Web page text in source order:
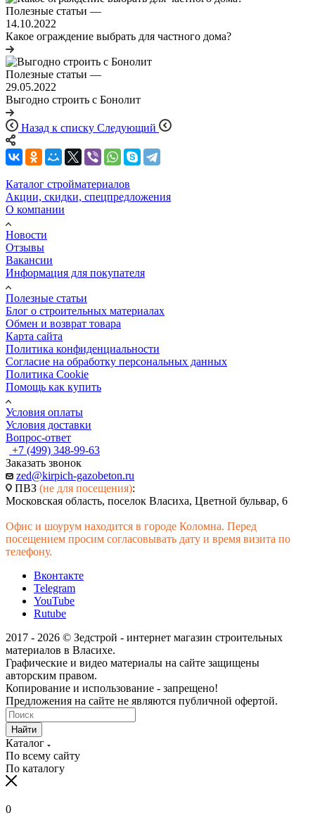
Полезные статьи —
14.10.2022
Какое ограждение выбрать для частного дома?
Полезные статьи —
29.05.2022
Выгодно строить с Бонолит
Назад к списку Следующий
Каталог стройматериалов
Акции, скидки, спецпредложения
О компании
Новости
Отзывы
Вакансии
Информация для покупателя
Полезные статьи
Блог о строительных материалах
Обмен и возврат товара
Карта сайта
Политика конфиденциальности
Согласие на обработку персональных данных
Политика Cookie
Помощь как купить
Условия оплаты
Условия доставки
Вопрос-ответ
+7 (499) 348-99-63
Заказать звонок
zed@kirpich-gazobeton.ru
ПВЗ (не для посещения):
Московская область, поселок Власиха, Цветной бульвар, 6
Офис и шоурум находится в городе Коломна. Перед
посещением просим согласовывать дату и время визита по
телефону.
Вконтакте
Telegram
YouTube
Rutube
2017 - 2026 © Зедстрой - интернет магазин строительных
материалов в Власихе.
Графические и видео материалы на сайте защищены
авторским правом.
Копирование и использование - запрещено!
Предложения на сайте не являются публичной офертой.
Найти
Каталог
По всему сайту
По каталогу
0